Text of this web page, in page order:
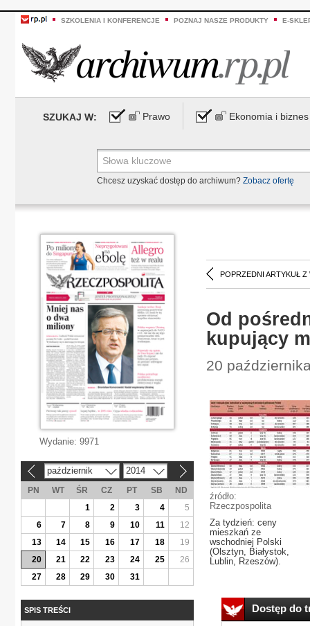
SZKOLENIA I KONFERENCJE POZNAJ NASZE PRODUKTY E-
SZUKAJ W: Prawo Ekonomia i biznes
Chcesz uzyskać dostęp do archiwum? Zobacz ofertę
POPRZEDNI ARTYKUŁ Z
Od
kupujący
20
źródło:
Rzeczpospolita
Za tydzień: ceny
mieszkań ze
wschodniej Polski
(Olsztyn, Białystok,
Lublin, Rzeszów).
Dostęp do
Wydanie: 9971
październik 2014
PN WT ŚR CZ PT SB
ND
1
2 3 4
5
6
7 8 9 10 11
12
13
14 15 16 17 18
19
20
21 22 23 24 25
26
27
28 29 30 31
SPIS TREŚCI